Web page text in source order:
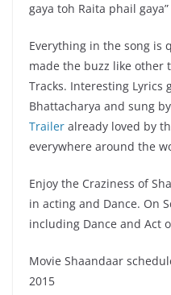
gaya toh Raita phail gaya”
Everything in the song is
made the buzz like other
Tracks. Interesting Lyrics
Bhattacharya and sung
Trailer already loved by
everywhere around the
Enjoy the Craziness of
in acting and Dance. On
including Dance and Act
Movie Shaandaar
2015